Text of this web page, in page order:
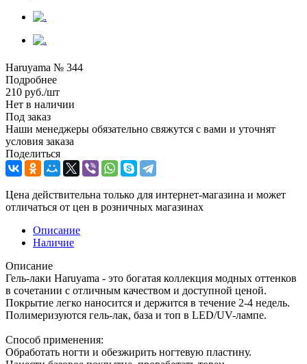
Haruyama № 344
Подробнее
210 руб./шт
Нет в наличии
Под заказ
Наши менеджеры обязательно свяжутся с вами и уточнят
условия заказа
Поделиться
Цена действительна только для интернет-магазина и может
отличаться от цен в розничных магазинах
Описание
Наличие
Описание
Гель-лаки Haruyama - это богатая коллекция модных оттенков
в сочетании с отличным качеством и доступной ценой.
Покрытие легко наносится и держится в течение 2-4 недель.
Полимеризуются гель-лак, база и топ в LED/UV-лампе.
Способ применения:
Обработать ногти и обезжирить ногтевую пластину.